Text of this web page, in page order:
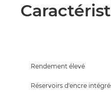
Rendement élevé
Réservoirs d'encre